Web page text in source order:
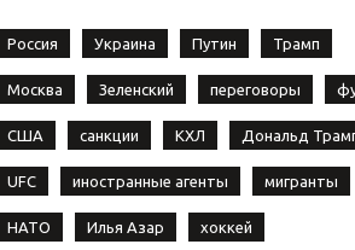
Россия Украина Путин Трамп
Москва Зеленский переговоры
США санкции КХЛ Дональд
UFC иностранные агенты мигранты
НАТО Илья Азар хоккей